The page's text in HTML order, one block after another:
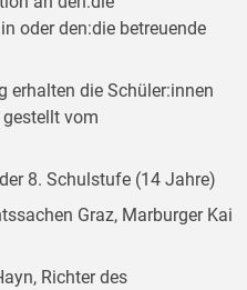
oder den:die betreuende
erhalten die Schüler:innen
vom
8. Schulstufe (14 Jahre)
Graz, Marburger Kai
Richter des